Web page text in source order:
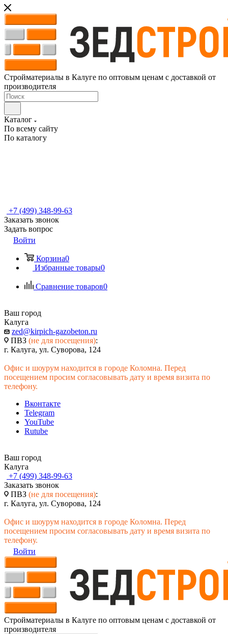
Стройматериалы в Калуге по оптовым ценам с доставкой от
производителя
Каталог
По всему сайту
По каталогу
+7 (499) 348-99-63
Заказать звонок
Задать вопрос
Войти
Корзина0
Избранные товары0
Сравнение товаров0
Ваш город
Калуга
zed@kirpich-gazobeton.ru
ПВЗ (не для посещения):
г. Калуга, ул. Суворова, 124
Офис и шоурум находится в городе Коломна. Перед
посещением просим согласовывать дату и время визита по
телефону.
Вконтакте
Telegram
YouTube
Rutube
Ваш город
Калуга
+7 (499) 348-99-63
Заказать звонок
ПВЗ (не для посещения):
г. Калуга, ул. Суворова, 124
Офис и шоурум находится в городе Коломна. Перед
посещением просим согласовывать дату и время визита по
телефону.
Войти
Стройматериалы в Калуге по оптовым ценам с доставкой от
производителя